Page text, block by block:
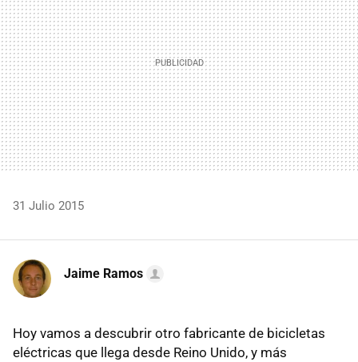
31 Julio 2015
Jaime Ramos
Hoy vamos a descubrir otro fabricante de bicicletas
eléctricas que llega desde Reino Unido, y más